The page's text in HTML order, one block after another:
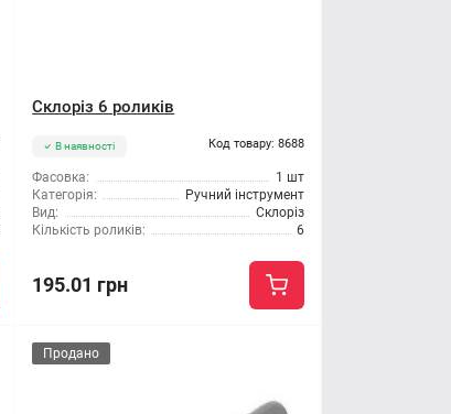
Склоріз 6 роликів
В наявності Код товару: 8688
Фасовка:
1 шт
Категорія:
Ручний інструмент
Вид:
Склоріз
Кількість роликів:
6
195.01 грн
Продано